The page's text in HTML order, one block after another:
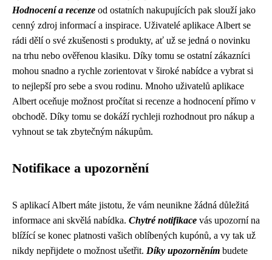
Hodnocení a recenze od ostatních nakupujících pak slouží jako
cenný zdroj informací a inspirace. Uživatelé aplikace Albert se
rádi dělí o své zkušenosti s produkty, ať už se jedná o novinku
na trhu nebo ověřenou klasiku. Díky tomu se ostatní zákazníci
mohou snadno a rychle zorientovat v široké nabídce a vybrat si
to nejlepší pro sebe a svou rodinu. Mnoho uživatelů aplikace
Albert oceňuje možnost pročítat si recenze a hodnocení přímo v
obchodě. Díky tomu se dokáží rychleji rozhodnout pro nákup a
vyhnout se tak zbytečným nákupům.
Notifikace a upozornění
S aplikací Albert máte jistotu, že vám neunikne žádná důležitá
informace ani skvělá nabídka. Chytré notifikace vás upozorní na
blížící se konec platnosti vašich oblíbených kupónů, a vy tak už
nikdy nepřijdete o možnost ušetřit. Díky upozorněním budete